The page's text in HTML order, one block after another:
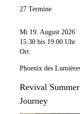
27 Termine
Mi 19. August 2026
15:30 bis 19:00 Uhr
Ort:
Phoenix des
Revival
Journey